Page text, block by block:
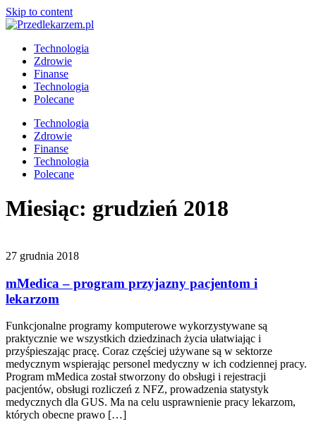
Skip to content
Technologia
Zdrowie
Finanse
Technologia
Polecane
Technologia
Zdrowie
Finanse
Technologia
Polecane
Miesiąc: grudzień 2018
27 grudnia 2018
mMedica – program przyjazny pacjentom i
lekarzom
Funkcjonalne programy komputerowe wykorzystywane są
praktycznie we wszystkich dziedzinach życia ułatwiając i
przyśpieszając pracę. Coraz częściej używane są w sektorze
medycznym wspierając personel medyczny w ich codziennej pracy.
Program mMedica został stworzony do obsługi i rejestracji
pacjentów, obsługi rozliczeń z NFZ, prowadzenia statystyk
medycznych dla GUS. Ma na celu usprawnienie pracy lekarzom,
których obecne prawo […]